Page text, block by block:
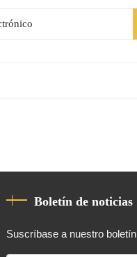
Boletín de noticias
Suscríbase a nuestro boletín